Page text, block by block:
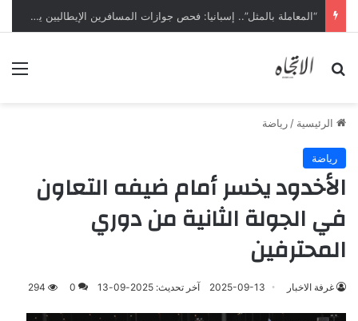
“المعاملة بالمثل”.. إسبانيا: فحص جوازات المسافرين الإيطاليين يبدأ ليل السبت
بحث عن
الرئيسية / رياضة
رياضة
الأخدود يخسر أمام ضيفه التعاون
في الجولة الثانية من دوري
المحترفين
غرفة الاخبار 2025-09-13 آخر تحديث: 2025-09-13 0
294